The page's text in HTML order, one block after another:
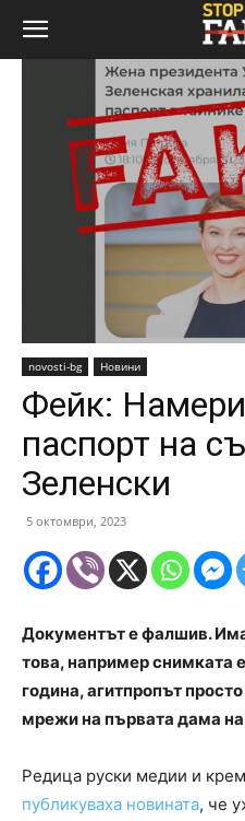
novosti-bg Новини
Фейк:
паспорт на
Зеленски
5 октомври, 2023
Документът е фалшив.
това, например снимката
година, агитпропът
мрежи на първата дама
Редица руски медии и
публикуваха новината, че